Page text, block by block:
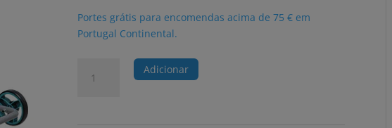
Portes grátis para encomendas acima de 75 € em
Portugal Continental.
Adicionar